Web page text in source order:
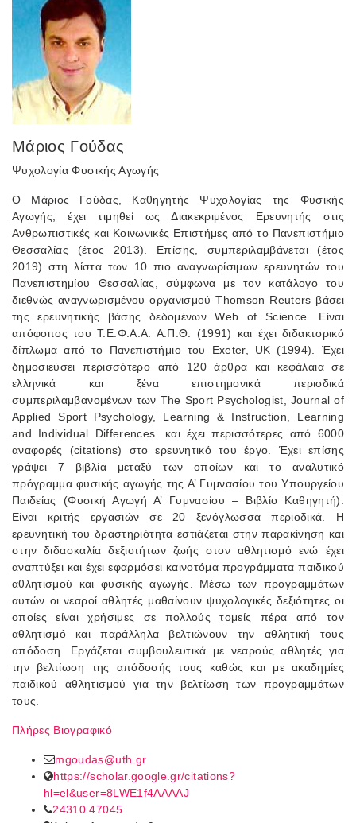
Μάριος Γούδας
Ψυχολογία Φυσικής Αγωγής
Ο Μάριος Γούδας, Καθηγητής Ψυχολογίας της Φυσικής
Αγωγής, έχει τιμηθεί ως Διακεκριμένος Ερευνητής στις
Ανθρωπιστικές και Κοινωνικές Επιστήμες από το Πανεπιστήμιο
Θεσσαλίας (έτος 2013). Επίσης, συμπεριλαμβάνεται (έτος
2019) στη λίστα των 10 πιο αναγνωρίσιμων ερευνητών του
Πανεπιστημίου Θεσσαλίας, σύμφωνα με τον κατάλογο του
διεθνώς αναγνωρισμένου οργανισμού Thomson Reuters βάσει
της ερευνητικής βάσης δεδομένων Web of Science. Είναι
απόφοιτος του Τ.Ε.Φ.Α.Α. Α.Π.Θ. (1991) και έχει διδακτορικό
δίπλωμα από το Πανεπιστήμιο του Exeter, UK (1994). Έχει
δημοσιεύσει περισσότερο από 120 άρθρα και κεφάλαια σε
ελληνικά και ξένα επιστημονικά περιοδικά
συμπεριλαμβανομένων των The Sport Psychologist, Journal of
Applied Sport Psychology, Learning & Instruction, Learning
and Individual Differences. και έχει περισσότερες από 6000
αναφορές (citations) στο ερευνητικό του έργο. Έχει επίσης
γράψει 7 βιβλία μεταξύ των οποίων και το αναλυτικό
πρόγραμμα φυσικής αγωγής της Α’ Γυμνασίου του Υπουργείου
Παιδείας (Φυσική Αγωγή Α’ Γυμνασίου – Βιβλίο Καθηγητή).
Είναι κριτής εργασιών σε 20 ξενόγλωσσα περιοδικά. Η
ερευνητική του δραστηριότητα εστιάζεται στην παρακίνηση και
στην διδασκαλία δεξιοτήτων ζωής στον αθλητισμό ενώ έχει
αναπτύξει και έχει εφαρμόσει καινοτόμα προγράμματα παιδικού
αθλητισμού και φυσικής αγωγής. Μέσω των προγραμμάτων
αυτών οι νεαροί αθλητές μαθαίνουν ψυχολογικές δεξιότητες οι
οποίες είναι χρήσιμες σε πολλούς τομείς πέρα από τον
αθλητισμό και παράλληλα βελτιώνουν την αθλητική τους
απόδοση. Εργάζεται συμβουλευτικά με νεαρούς αθλητές για
την βελτίωση της απόδοσής τους καθώς και με ακαδημίες
παιδικού αθλητισμού για την βελτίωση των προγραμμάτων
τους.
Πλήρες Βιογραφικό
mgoudas@uth.gr
https://scholar.google.gr/citations?
hl=el&user=8LWE1f4AAAAJ
24310 47045